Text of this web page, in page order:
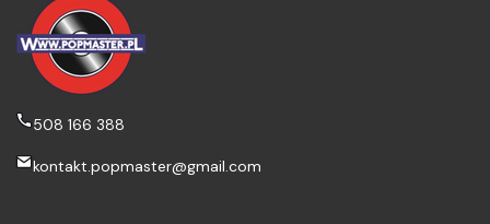
508 166 388
kontakt.popmaster@gmail.com